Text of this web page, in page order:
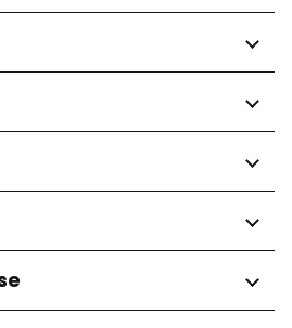
del Cairo